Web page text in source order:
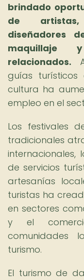
brindado
de artistas,
diseñadores
maquillaje
relacionados.
guías turísticos
cultura ha
empleo en el
Los festivales
tradicionales
de servicios
artesanías
turistas ha
en sectores
y el
comunidades
turismo.
El turismo de